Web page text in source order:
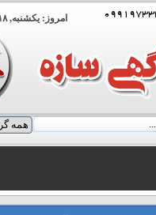
امروز: يکشنبه, ۱۸ مرداد ۱۴۰۵